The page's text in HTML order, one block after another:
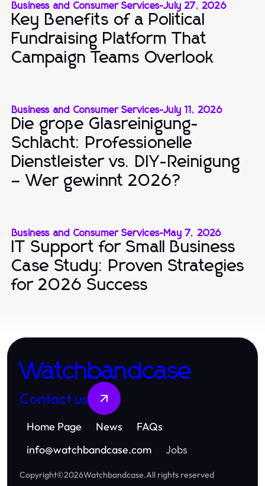
Business and Consumer Services-July 27, 2026
Key Benefits of a Political
Fundraising Platform That
Campaign Teams Overlook
Business and Consumer Services-July 11, 2026
Die große Glasreinigung-
Schlacht: Professionelle
Dienstleister vs. DIY-Reinigung
– Wer gewinnt 2026?
Business and Consumer Services-May 7, 2026
IT Support for Small Business
Case Study: Proven Strategies
for 2026 Success
Watchbandcase
Contact us
Home Page News
FAQs
info@watchbandcase.com Jobs
Copyright©2026Watchbandcase.All rights reserved